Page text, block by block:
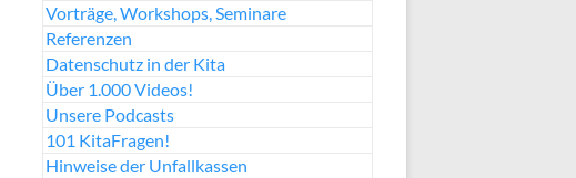
Vorträge, Workshops, Seminare
Referenzen
Datenschutz in der Kita
Über 1.000 Videos!
Unsere Podcasts
101 KitaFragen!
Hinweise der Unfallkassen